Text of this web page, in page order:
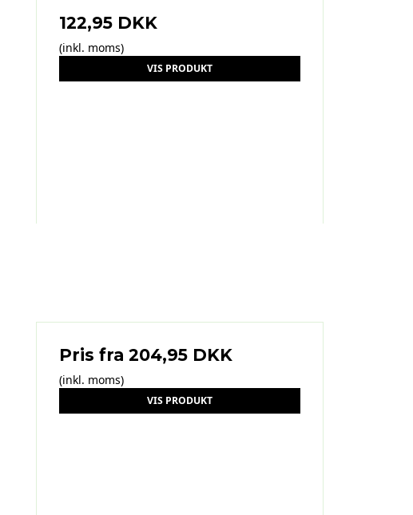
122,95 DKK
(inkl. moms)
VIS PRODUKT
Pris fra 204,95 DKK
(inkl. moms)
VIS PRODUKT